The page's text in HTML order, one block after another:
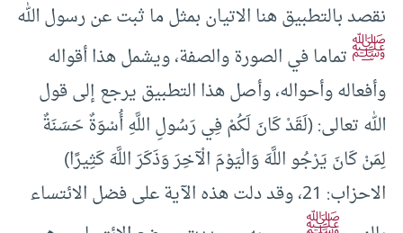
نقصد بالتطبيق هنا الاتيان بمثل ما ثبت عن رسول الله
ﷺتماما في الصورة والصفة، ويشمل هذا أقواله
وأفعاله وأحواله، وأصل هذا التطبيق يرجع إلى قول
الله تعالى: (لَقَدْ كَانَ لَكُمْ فِي رَسُولِ اللَّهِ أُسْوَةٌ حَسَنَةٌ
لِمَنْ كَانَ يَرْجُو اللَّهَ وَالْيَوْمَ الْآخِرَ وَذَكَرَ اللَّهَ كَثِيرًا)
الاحزاب: 21، وقد دلت هذه الآية على فضل الائتساء